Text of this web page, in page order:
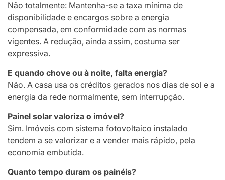
Não totalmente: Mantenha-se a taxa mínima de
disponibilidade e encargos sobre a energia
compensada, em conformidade com as normas
vigentes. A redução, ainda assim, costuma ser
expressiva.
E quando chove ou à noite, falta energia?
Não. A casa usa os créditos gerados nos dias de sol e a
energia da rede normalmente, sem interrupção.
Painel solar valoriza o imóvel?
Sim. Imóveis com sistema fotovoltaico instalado
tendem a se valorizar e a vender mais rápido, pela
economia embutida.
Quanto tempo duram os painéis?